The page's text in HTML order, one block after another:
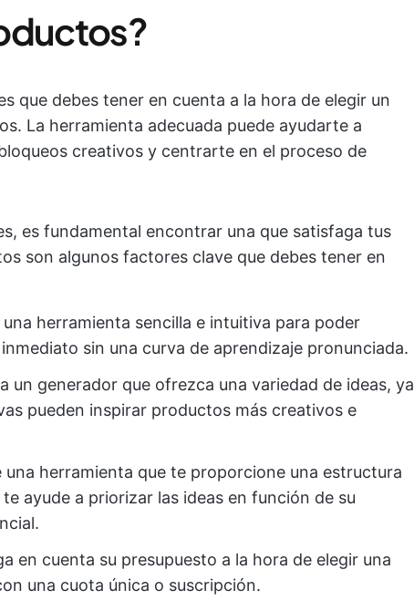
que debes tener en cuenta a la hora de elegir un
La herramienta adecuada puede ayudarte a
creativos y centrarte en el proceso de
es fundamental encontrar una que satisfaga tus
son algunos factores clave que debes tener en
herramienta sencilla e intuitiva para poder
sin una curva de aprendizaje pronunciada.
un generador que ofrezca una variedad de ideas, ya
pueden inspirar productos más creativos e
una herramienta que te proporcione una estructura
ayude a priorizar las ideas en función de su
en cuenta su presupuesto a la hora de elegir una
una cuota única o suscripción.